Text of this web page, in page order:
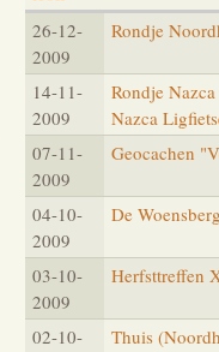
26-12-
2009
Rondje
14-11-
2009
Rondje
Nazca
07-11-
2009
Geocachen
04-10-
2009
De
03-10-
2009
Herfsttreffen
02-10-
Thuis